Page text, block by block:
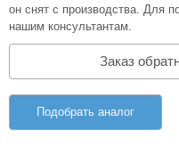
он снят с производства. Для
нашим консультантам.
Заказ
Подобрать аналог